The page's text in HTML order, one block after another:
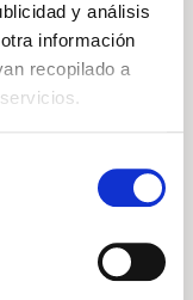
y análisis
información
recopilado a
DSG
Diésel